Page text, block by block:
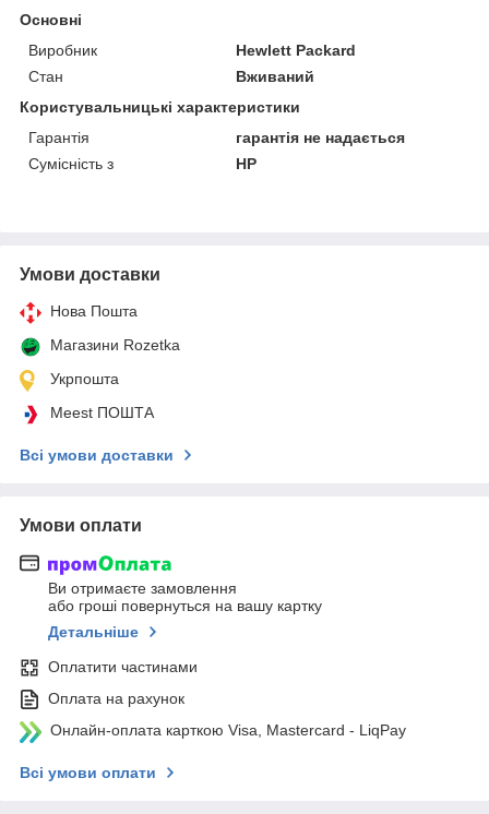
Основні
Виробник
Hewlett Packard
Стан
Вживаний
Користувальницькі характеристики
Гарантія
гарантія не надається
Сумісність з
HP
Умови доставки
Нова Пошта
Магазини Rozetka
Укрпошта
Meest ПОШТА
Всі умови доставки
Умови оплати
Ви отримаєте замовлення
або гроші повернуться на вашу картку
Детальніше
Оплатити частинами
Оплата на рахунок
Онлайн-оплата карткою Visa, Mastercard - LiqPay
Всі умови оплати